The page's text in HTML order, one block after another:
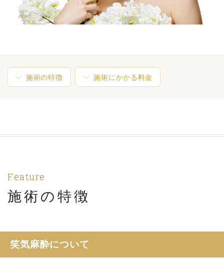
施術の特徴 施術にかかる料金
Feature
施術の特徴
笑気麻酔について